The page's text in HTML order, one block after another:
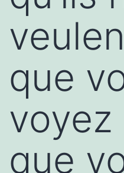
que
voyez
que